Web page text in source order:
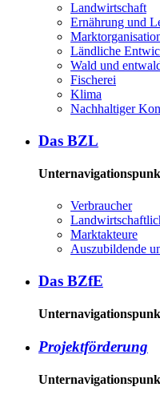
Land­wirt­schaft
Er­näh­rung und
Länd­li­che
Wald und
Fi­sche­rei
Kli­ma
Nach­hal­ti­ger
Das BZL
Ver­brau­cher
Mark­tak­teu­re
Aus­zu­bil­den­de
Das BZ­fE
Pro­jekt­för­de­rung